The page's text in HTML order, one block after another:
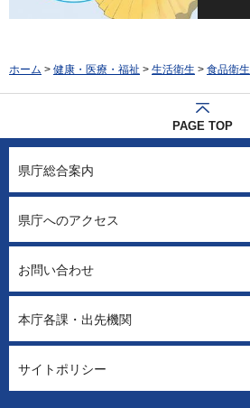
ホーム > 健康・医療・福祉 > 生活衛生 > 食品衛生
PAGE TOP
県庁総合案内
県庁へのアクセス
お問い合わせ
本庁各課・出先機関
サイトポリシー